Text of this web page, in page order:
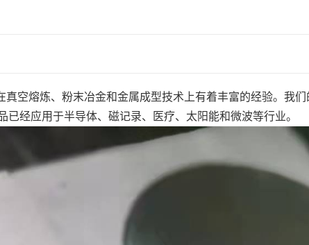
空熔炼、粉末冶金和金属成型技术上有着丰富的经验。我们
经应用于半导体、磁记录、医疗、太阳能和微波等行业。